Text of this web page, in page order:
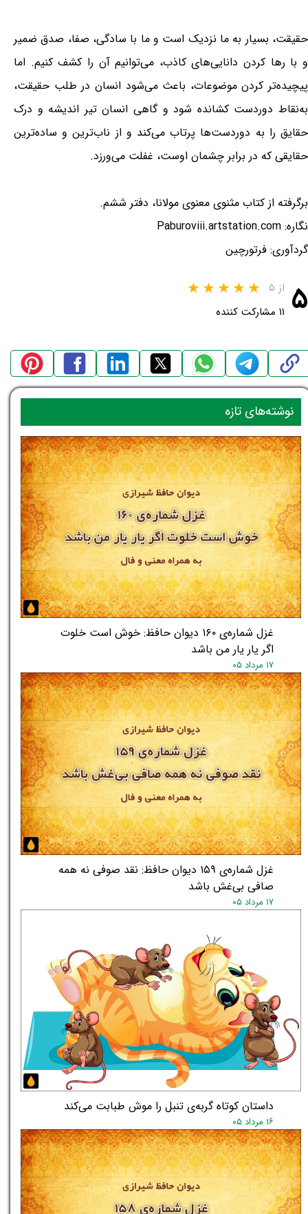
حقیقت، بسیار به ما نزدیک است و ما با سادگی، صفا، صدق ضمیر
و با رها کردن دانایی‌های کاذب، می‌توانیم آن را کشف کنیم. اما
پیچیده‌تر کردن موضوعات، باعث می‌شود انسان در طلب حقیقت،
به‌نقاط دوردست کشانده شود و گاهی انسان تیر اندیشه و درک
حقایق را به دوردست‌ها پرتاب می‌کند و از ناب‌ترین و ساده‌ترین
حقایقی که در برابر چشمان اوست، غفلت می‌ورزد.
برگرفته از کتاب مثنوی معنوی مولانا، دفتر ششم.
نگاره: Paburoviii.artstation.com
گردآوری: فرتورچین
۵ از ۵
★★
۱۱ مشارکت کننده
غزل شماره‌ی ۱۶۰ دیوان حافظ: خوش است خلوت
اگر یار یار من باشد
۱۷ مرداد ۰۵
غزل شماره‌ی ۱۵۹ دیوان حافظ: نقد صوفی نه همه
صافی بی‌غش باشد
۱۷ مرداد ۰۵
داستان کوتاه گربه‌ی تنبل را موش طبابت می‌کند
۱۶ مرداد ۰۵
نوشته‌های تازه